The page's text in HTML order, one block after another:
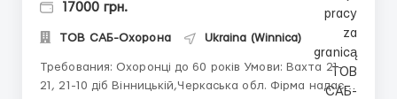
17000 грн.
ТОВ САБ-Охорона Ukraina (Winnica)
Требования: Охоронці до 60 років Умови: Вахта 21-
21, 21-10 діб Вінницькій,Черкаська обл. Фірма надає